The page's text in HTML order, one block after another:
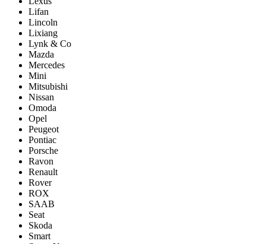
Lifan
Lincoln
Lixiang
Lynk & Co
Mazda
Mercedes
Mini
Mitsubishi
Nissan
Omoda
Opel
Peugeot
Pontiac
Porsсhe
Ravon
Renault
Rover
ROX
SAAB
Seat
Skoda
Smart